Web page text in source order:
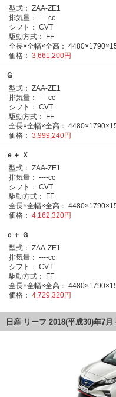
型式： ZAA-ZE1
排気量： ----cc
シフト： CVT
駆動方式：
FF
全長×全幅×全高：
価格： 3,661,200円
Ｇ
型式： ZAA-ZE1
排気量： ----cc
シフト： CVT
駆動方式：
FF
全長×全幅×全高：
価格： 3,999,240円
ｅ＋ Ｘ
型式： ZAA-ZE1
排気量： ----cc
シフト： CVT
駆動方式：
FF
全長×全幅×全高：
価格： 4,162,320円
ｅ＋ Ｇ
型式： ZAA-ZE1
排気量： ----cc
シフト： CVT
駆動方式：
FF
全長×全幅×全高：
価格： 4,729,320円
日産 リーフ 2018(平成30)年7